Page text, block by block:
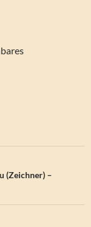
(Zeichner) –